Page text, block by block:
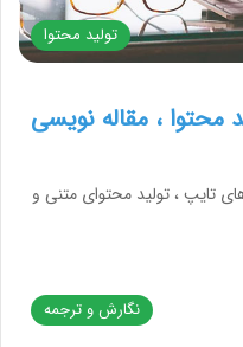
تولید محتوا
محتوا ، مقاله نویسی
تایپ ، تولید محتوای متنی و
نگارش و ترجمه